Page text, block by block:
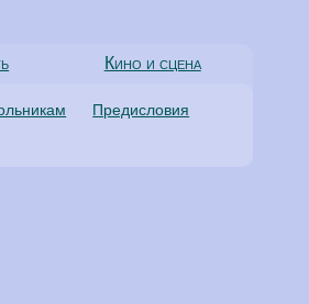
Кино и сцена
Предисловия